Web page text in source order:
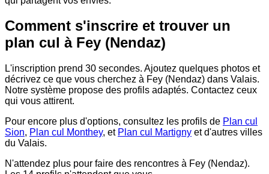
Comment s'inscrire et trouver un
plan cul à Fey (Nendaz)
L'inscription prend 30 secondes. Ajoutez quelques photos et
décrivez ce que vous cherchez à Fey (Nendaz) dans Valais.
Notre système propose des profils adaptés. Contactez ceux
qui vous attirent.
Pour encore plus d'options, consultez les profils de Plan cul
Sion, Plan cul Monthey, et Plan cul Martigny et d'autres villes
du Valais.
N'attendez plus pour faire des rencontres à Fey (Nendaz).